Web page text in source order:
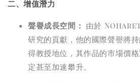
二、增值潛力
聲譽成長空間： 由於 Noharet
研究的貢獻，他的國際聲譽將
得教授地位，其作品的市場價
定甚至加速攀升。